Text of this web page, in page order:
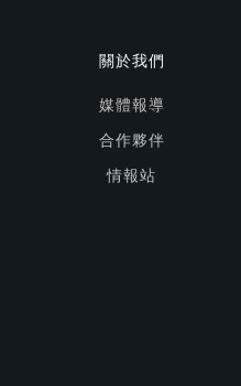
關於我們
媒體報導
合作夥伴
情報站